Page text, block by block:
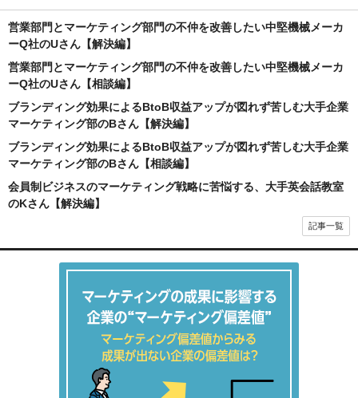
営業部門とマーケティング部門の不仲を改善したい中堅機械メーカ
ーQ社のUさん【解決編】
営業部門とマーケティング部門の不仲を改善したい中堅機械メーカ
ーQ社のUさん【相談編】
ブランディング効果によるBtoB収益アップが図れず苦しむ大手企業
マーケティング部のBさん【解決編】
ブランディング効果によるBtoB収益アップが図れず苦しむ大手企業
マーケティング部のBさん【相談編】
会員制ビジネスのマーケティング戦略に苦悩する、大手英会話教室
のKさん【解決編】
記事一覧